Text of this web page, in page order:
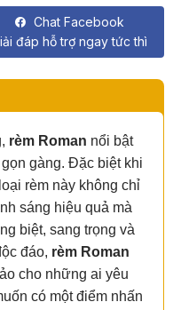
Chat Facebook
đáp hỗ trợ ngay tức thì
rèm Roman nổi bật
gàng. Đặc biệt khi
rèm này không chỉ
sáng hiệu quả mà
biệt, sang trọng và
đáo, rèm Roman
cho những ai yêu
có một điểm nhấn